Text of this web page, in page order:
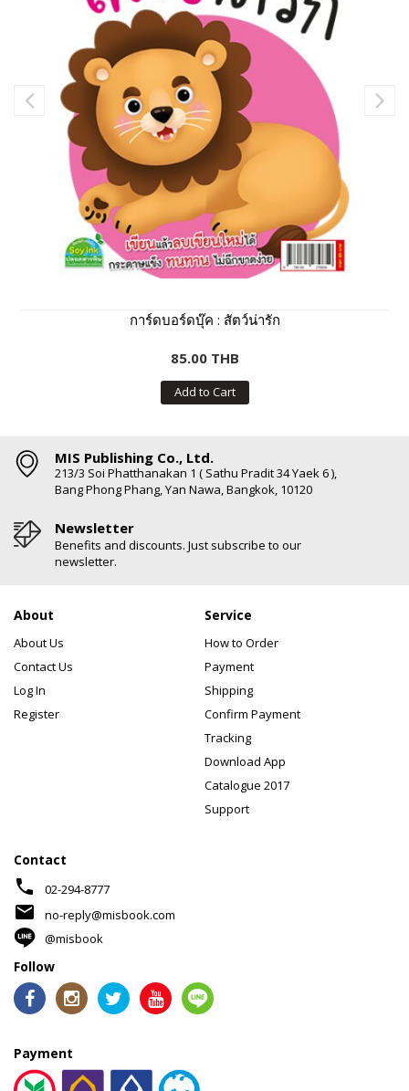
การ์ดบอร์ดบุ๊ค : สัตว์น่ารัก
85.00 THB
Add to Cart
MIS Publishing Co., Ltd.
213/3 Soi Phatthanakan 1 ( Sathu Pradit 34 Yaek 6 ),
Bang Phong Phang, Yan Nawa, Bangkok, 10120
Newsletter
Benefits and discounts. Just subscribe to our
newsletter.
About
About Us
Contact Us
Log In
Register
Service
How to Order
Payment
Shipping
Confirm Payment
Tracking
Download App
Catalogue 2017
Support
Contact
phone 02-294-8777
mail
no-reply@misbook.com
@misbook
Follow
Payment